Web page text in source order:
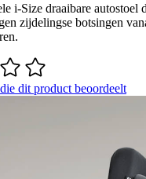
i-Size draaibare autostoel
zijdelingse botsingen
dit product beoordeelt